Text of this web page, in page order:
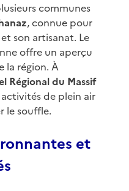
communes
, connue pour
son artisanat. Le
offre un aperçu
la région. À
Régional du Massif
de plein air
le souffle.
et